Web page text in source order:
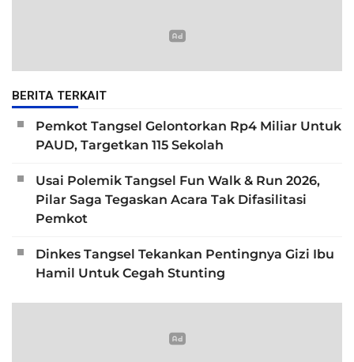
BERITA TERKAIT
Pemkot Tangsel Gelontorkan Rp4 Miliar Untuk
PAUD, Targetkan 115 Sekolah
Usai Polemik Tangsel Fun Walk & Run 2026,
Pilar Saga Tegaskan Acara Tak Difasilitasi
Pemkot
Dinkes Tangsel Tekankan Pentingnya Gizi Ibu
Hamil Untuk Cegah Stunting